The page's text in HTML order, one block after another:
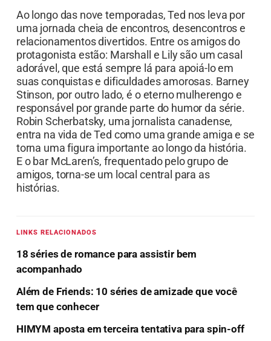
Ao longo das nove temporadas, Ted nos leva por
uma jornada cheia de encontros, desencontros e
relacionamentos divertidos. Entre os amigos do
protagonista estão: Marshall e Lily são um casal
adorável, que está sempre lá para apoiá-lo em
suas conquistas e dificuldades amorosas. Barney
Stinson, por outro lado, é o eterno mulherengo e
responsável por grande parte do humor da série.
Robin Scherbatsky, uma jornalista canadense,
entra na vida de Ted como uma grande amiga e se
torna uma figura importante ao longo da história.
E o bar McLaren’s, frequentado pelo grupo de
amigos, torna-se um local central para as
histórias.
LINKS RELACIONADOS
18 séries de romance para assistir bem
acompanhado
Além de Friends: 10 séries de amizade que você
tem que conhecer
HIMYM aposta em terceira tentativa para spin-off